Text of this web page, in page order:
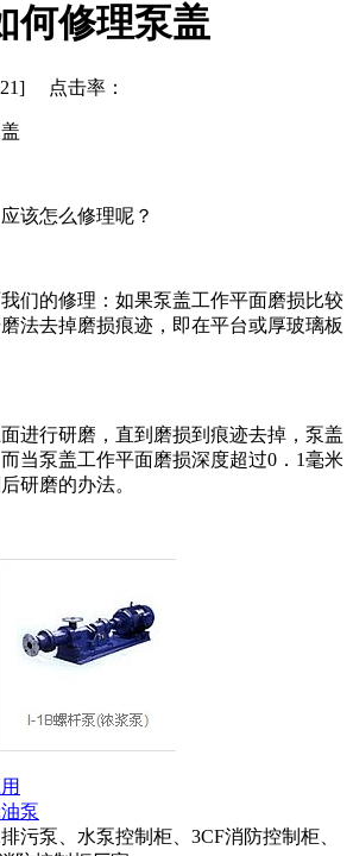
何修理泵盖
21] 点击率：
该怎么修理呢？
们的修理：如果泵盖工作平面磨损比较
法去掉磨损痕迹，即在平台或厚玻璃板
进行研磨，直到磨损到痕迹去掉，泵盖
当泵盖工作平面磨损深度超过0．1毫米
研磨的办法。
泵